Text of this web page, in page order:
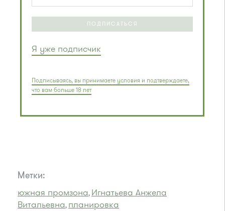
ПОДПИСАТЬСЯ
Я уже подписчик
Подписываясь, вы принимаете условия и подтверждаете,
что вам больше 18 лет
Метки:
южная промзона, Игнатьева Анжела
Витальевна, планировка